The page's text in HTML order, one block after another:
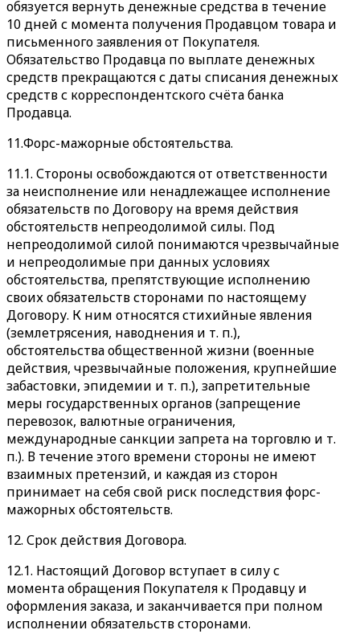
обязуется вернуть денежные средства в течение
10 дней с момента получения Продавцом товара и
письменного заявления от Покупателя.
Обязательство Продавца по выплате денежных
средств прекращаются с даты списания денежных
средств с корреспондентского счёта банка
Продавца.
11.Форс-мажорные обстоятельства.
11.1. Стороны освобождаются от ответственности
за неисполнение или ненадлежащее исполнение
обязательств по Договору на время действия
обстоятельств непреодолимой силы. Под
непреодолимой силой понимаются чрезвычайные
и непреодолимые при данных условиях
обстоятельства, препятствующие исполнению
своих обязательств сторонами по настоящему
Договору. К ним относятся стихийные явления
(землетрясения, наводнения и т. п.),
обстоятельства общественной жизни (военные
действия, чрезвычайные положения, крупнейшие
забастовки, эпидемии и т. п.), запретительные
меры государственных органов (запрещение
перевозок, валютные ограничения,
международные санкции запрета на торговлю и т.
п.). В течение этого времени стороны не имеют
взаимных претензий, и каждая из сторон
принимает на себя свой риск последствия форс-
мажорных обстоятельств.
12. Срок действия Договора.
12.1. Настоящий Договор вступает в силу с
момента обращения Покупателя к Продавцу и
оформления заказа, и заканчивается при полном
исполнении обязательств сторонами.